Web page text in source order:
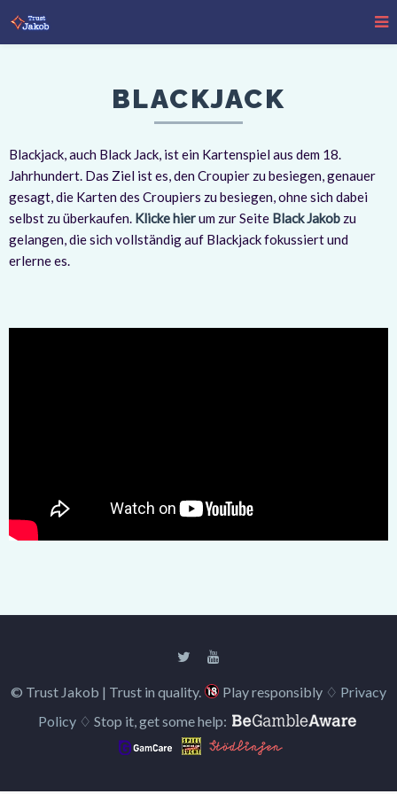
BLACKJACK
Blackjack, auch Black Jack, ist ein Kartenspiel aus dem 18.
Jahrhundert. Das Ziel ist es, den Croupier zu besiegen, genauer
gesagt, die Karten des Croupiers zu besiegen, ohne sich dabei
selbst zu überkaufen. Klicke hierum zur Seite Black Jakob zu
gelangen, die sich vollständig auf Blackjack fokussiert und
erlerne es.
©️ Trust Jakob | Trust in quality. Play responsibly ♢ Privacy
Policy ♢ Stop it, get some help: